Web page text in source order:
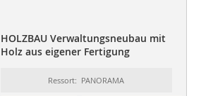
HOLZBAU Verwaltungsneubau mit
Holz aus eigener Fertigung
Ressort: PANORAMA